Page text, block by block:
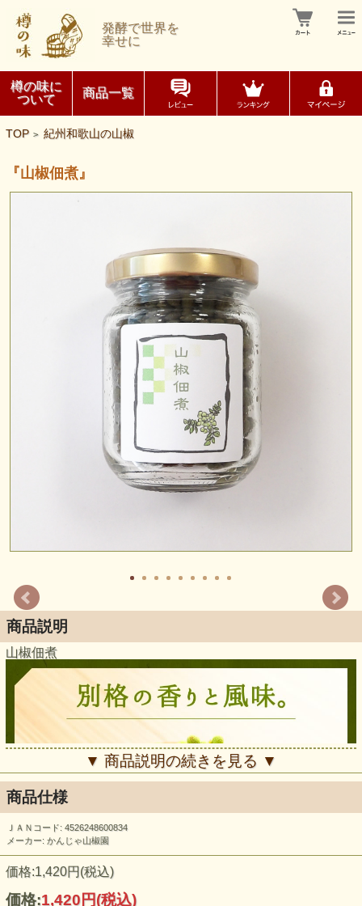
発酵で世界を
幸せに
樽の味に
ついて
商品一覧
TOP > 紀州和歌山の山椒
『山椒佃煮』
商品説明
山椒佃煮
▼ 商品説明の続きを見る ▼
商品仕様
ＪＡＮコード: 4526248600834
メーカー: かんじゃ山椒園
価格:1,420円(税込)
価格:1,420円(税込)